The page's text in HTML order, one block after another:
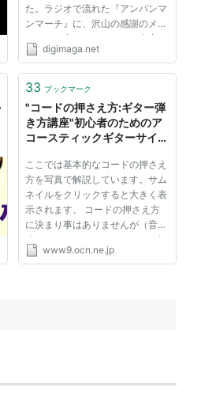
た。ラジオで流れた『アンパンマ
ンマーチ』に、沢山の感謝のメッ
セージが寄せられたという事実
も、このことを肯定する1エピソ
今回紹介するのも、そんな音楽の
る動...
digimaga.net
33 ブックマーク
"コードの押さえ方:ギター弾
き方講座"初心者のためのア
コースティックギターサイト
ここでは基本的なコードの押さえ
方を写真で解説しています。サム
ネイルをクリックすると大きく表
示されます。 コードの押さえ方
に決まり事はありませんが（音が
鳴っていればいい）、それでも押
さえやすい押さえ方、基本の押さ
www9.ocn.ne.jp